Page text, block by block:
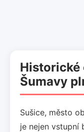
Historické
Šumavy
Sušice, město
je nejen vstupní